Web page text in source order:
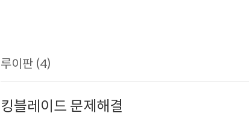
루이판 (4)
킹블레이드 문제해결